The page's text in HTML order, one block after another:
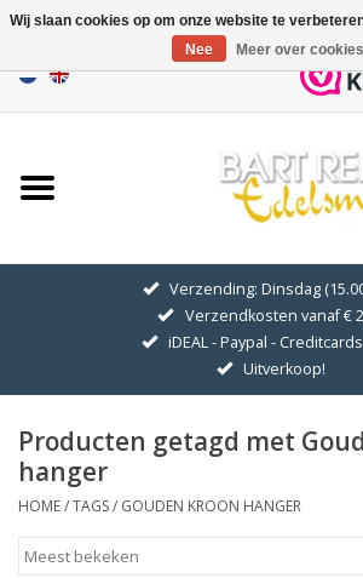
Home
Uitverkoop
GOUDEN SYMBOLEN
Hanger Kettingen
Oorhangers
Verzending: Dinsdag
Verzendkosten vanaf €
iDEAL - Paypal -
Uitverkoop!
Producten getagd met
hanger
HOME/TAGS/ GOUDEN KROON HANGER
Wij slaan cookies op om onze website te
Nee
Meer over